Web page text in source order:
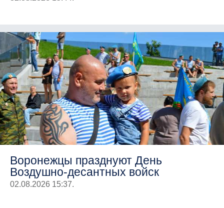
Воронежцы празднуют День
Воздушно-десантных войск
02.08.2026 15:37.